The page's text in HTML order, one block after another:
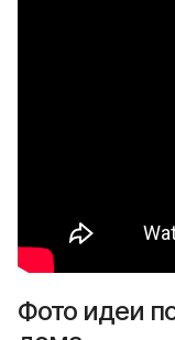
Фото идеи